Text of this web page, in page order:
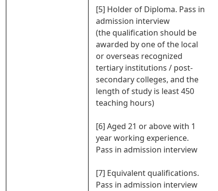
[5] Holder of Diploma. Pass in
admission interview
(the qualification should be
awarded by one of the local
or overseas recognized
tertiary institutions / post-
secondary colleges, and the
length of study is least 450
teaching hours)
[6] Aged 21 or above with 1
year working experience.
Pass in admission interview
[7] Equivalent qualifications.
Pass in admission interview